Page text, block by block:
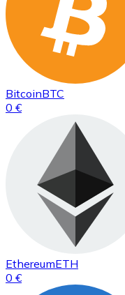
BitcoinBTC
0 €
EthereumETH
0 €